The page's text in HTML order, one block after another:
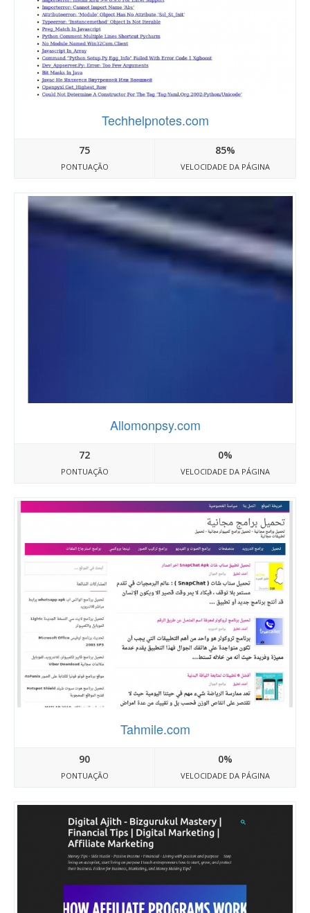
Techhelpnotes.com
75
PONTUAÇÃO
85%
VELOCIDADE DA PÁGINA
Allomonpsy.com
72
PONTUAÇÃO
0%
VELOCIDADE DA PÁGINA
Tahmile.com
90
PONTUAÇÃO
0%
VELOCIDADE DA PÁGINA